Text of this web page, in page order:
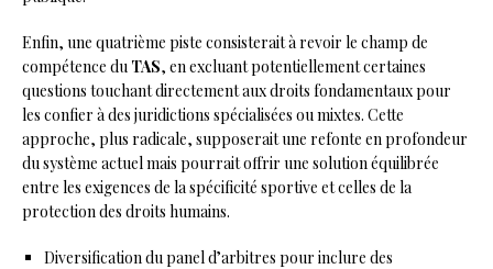
Enfin, une quatrième piste consisterait à revoir le champ de
compétence du TAS, en excluant potentiellement certaines
questions touchant directement aux droits fondamentaux pour
les confier à des juridictions spécialisées ou mixtes. Cette
approche, plus radicale, supposerait une refonte en profondeur
du système actuel mais pourrait offrir une solution équilibrée
entre les exigences de la spécificité sportive et celles de la
protection des droits humains.
Diversification du panel d’arbitres pour inclure des